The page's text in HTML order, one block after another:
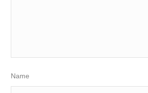
Name